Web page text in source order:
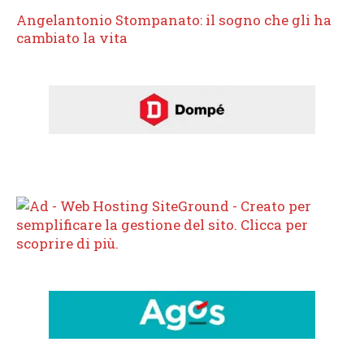
Angelantonio Stompanato: il sogno che gli ha
cambiato la vita